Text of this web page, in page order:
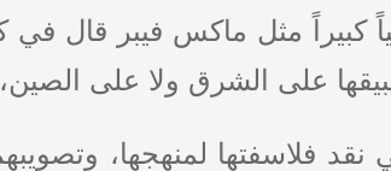
كبيراً مثل ماكس فيبر قال في
على الشرق ولا على
نقد فلاسفتها لمنهجها،